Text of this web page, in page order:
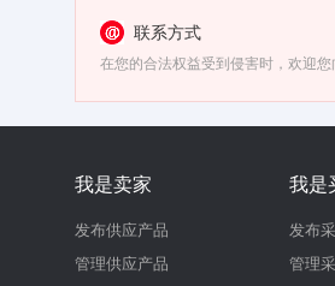
联系方式
在您的合法权益受到侵害时，欢迎
我是卖家
发布供应产品
管理供应产品
我是
发布
管理